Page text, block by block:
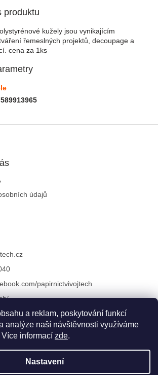
a reklam, poskytování funkcí
analýze naší návštěvnosti využíváme
informací zde.
Nastavení
produktu
kužely jsou vynikajícím
řemeslných projektů, decoupage a
cena za 1ks
údajů
papirnictvivojtech
Shoptet&